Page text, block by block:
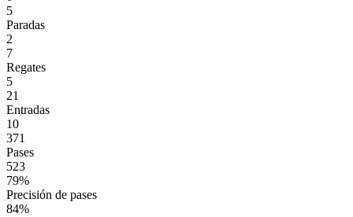
5
Paradas
2
7
Regates
5
21
Entradas
10
371
Pases
523
79%
Precisión de pases
84%